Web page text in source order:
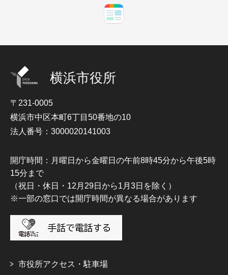
横浜市役所
〒231-0005
横浜市中区本町6丁目50番地の10
法人番号：3000020141003
開庁時間：月曜日から金曜日の午前8時45分から午後5時
15分まで
（祝日・休日・12月29日から1月3日を除く）
※一部の窓口では開庁時間が異なる場合があります
市役所アクセス・駐車場